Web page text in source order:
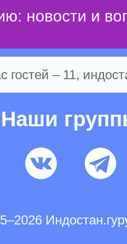
новости и
гостей – 11,
Наши